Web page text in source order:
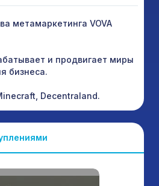
метамаркетинга VOVA
и продвигает миры
бизнеса.
Decentraland.